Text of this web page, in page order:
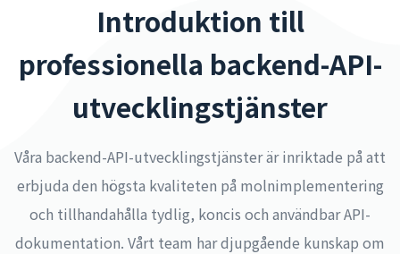
Introduktion till
professionella backend-API-
utvecklingstjänster
Våra backend-API-utvecklingstjänster är inriktade på att
erbjuda den högsta kvaliteten på molnimplementering
och tillhandahålla tydlig, koncis och användbar API-
dokumentation. Vårt team har djupgående kunskap om